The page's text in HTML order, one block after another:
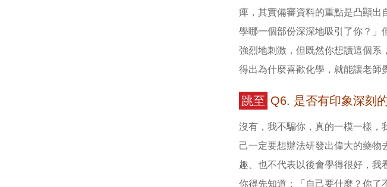
痺，其實備審資料的重點是凸顯出
學哪一個部份深深地吸引了你？」
強烈地刺激，但既然你想讀這個系
得出為什麼喜歡化學，就能讓老師
跳至 Q6. 是否有印象深刻
沒有，我不騙你，真的一模一樣，
己一定要想辦法研發出偉大的藥
趣、也不代表以後會學得很好，我
你得先知道：「自己要什麼？你了